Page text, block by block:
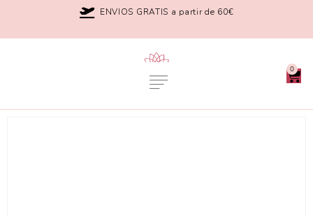
ENVIOS GRATIS a partir de 60€
0